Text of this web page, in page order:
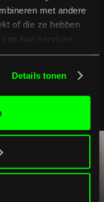
met andere
of die ze hebben
hun services.
Details tonen